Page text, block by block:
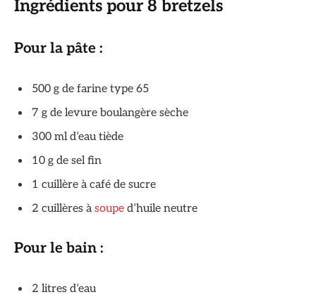
Ingrédients pour 8 bretzels
Pour la pâte :
500 g de farine type 65
7 g de levure boulangère sèche
300 ml d’eau tiède
10 g de sel fin
1 cuillère à café de sucre
2 cuillères à soupe d’huile neutre
Pour le bain :
2 litres d’eau